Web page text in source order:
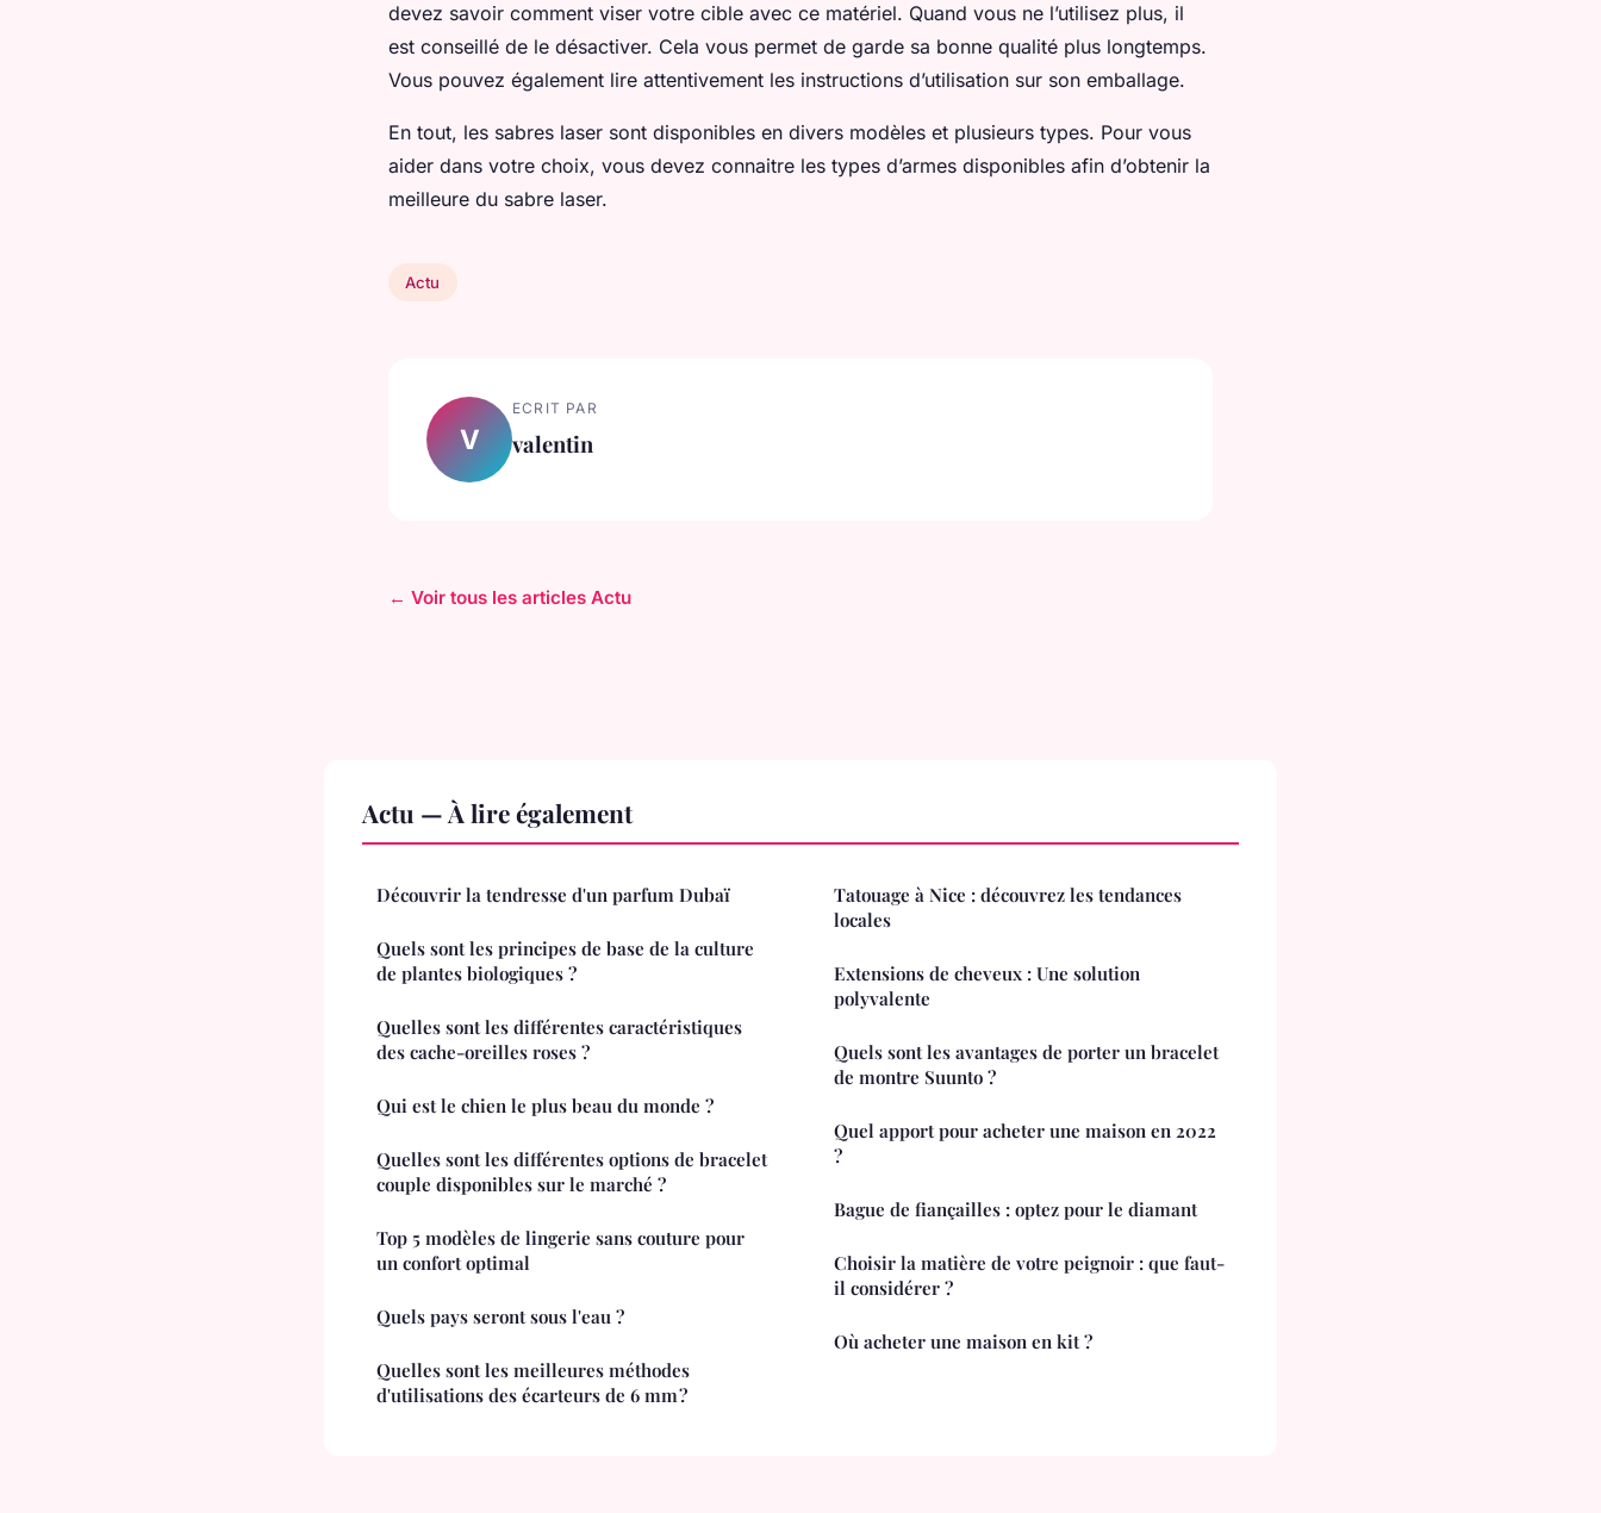
devez savoir comment viser votre cible avec ce matériel. Quand vous ne l’utilisez plus, il
est conseillé de le désactiver. Cela vous permet de garde sa bonne qualité plus longtemps.
Vous pouvez également lire attentivement les instructions d’utilisation sur son emballage.
En tout, les sabres laser sont disponibles en divers modèles et plusieurs types. Pour vous
aider dans votre choix, vous devez connaitre les types d’armes disponibles afin d’obtenir la
meilleure du sabre laser.
Actu
V
ECRIT PAR
valentin
← Voir tous les articles Actu
Actu — À lire également
Découvrir la tendresse d'un parfum Dubaï
Quels sont les principes de base de la culture
de plantes biologiques ?
Quelles sont les différentes caractéristiques
des cache-oreilles roses ?
Qui est le chien le plus beau du monde ?
Quelles sont les différentes options de bracelet
couple disponibles sur le marché ?
Top 5 modèles de lingerie sans couture pour
un confort optimal
Quels pays seront sous l'eau ?
Quelles sont les meilleures méthodes
d'utilisations des écarteurs de 6 mm ?
Tatouage à Nice : découvrez les tendances
locales
Extensions de cheveux : Une solution
polyvalente
Quels sont les avantages de porter un bracelet
de montre Suunto ?
Quel apport pour acheter une maison en 2022
?
Bague de fiançailles : optez pour le diamant
Choisir la matière de votre peignoir : que faut-
il considérer ?
Où acheter une maison en kit ?